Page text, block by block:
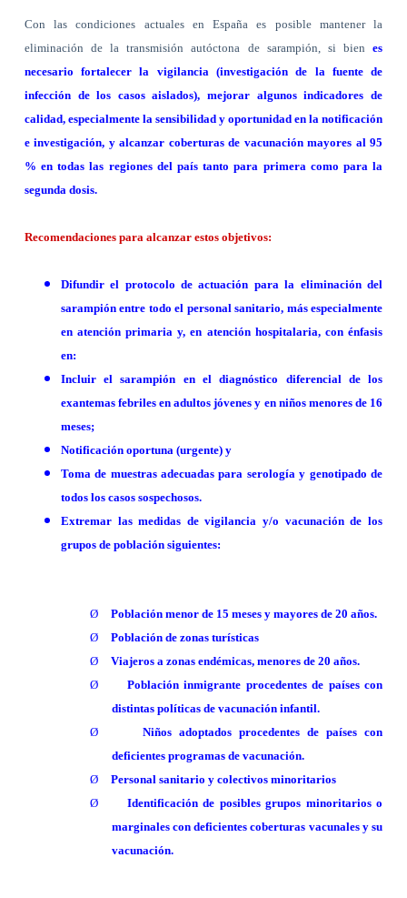
Con las condiciones actuales en España es posible mantener la
eliminación de la transmisión autóctona de sarampión, si bienes
necesario fortalecer la vigilancia (investigación de la fuente de
infección de los casos aislados), mejorar algunos indicadores de
calidad, especialmente la sensibilidad y oportunidad en la notificación
e investigación, y alcanzar coberturas de vacunación mayores al 95
% en todas las regiones del país tanto para primera como para la
segunda dosis.
Recomendaciones para alcanzar estos objetivos:
Difundir el protocolo de actuación para la eliminación del
sarampión entre todo el personal sanitario, más especialmente
en atención primaria y, en atención hospitalaria, con énfasis
en:
Incluir el sarampión en el diagnóstico diferencial de los
exantemas febriles en adultos jóvenes y en niños menores de 16
meses;
Notificación oportuna (urgente) y
Toma de muestras adecuadas para serología y genotipado de
todos los casos sospechosos.
Extremar las medidas de vigilancia y/o vacunación de los
grupos de población siguientes:
Ø
Población menor de 15 meses y mayores de 20 años.
Ø
Población de zonas turísticas
Ø
Viajeros a zonas endémicas, menores de 20 años.
Ø
Población inmigrante procedentes de países con
distintas políticas de vacunación infantil.
Ø
Niños adoptados procedentes de países con
deficientes programas de vacunación.
Ø
Personal sanitario y colectivos minoritarios
Ø
Identificación de posibles grupos minoritarios o
marginales con deficientes coberturas vacunales y su
vacunación.